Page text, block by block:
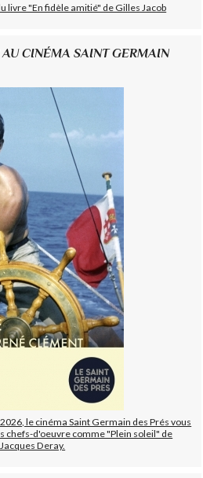
livre "En fidèle amitié" de Gilles Jacob
CINÉMA SAINT GERMAIN
le cinéma Saint Germain des Prés vous
chefs-d'oeuvre comme "Plein soleil" de
Deray.